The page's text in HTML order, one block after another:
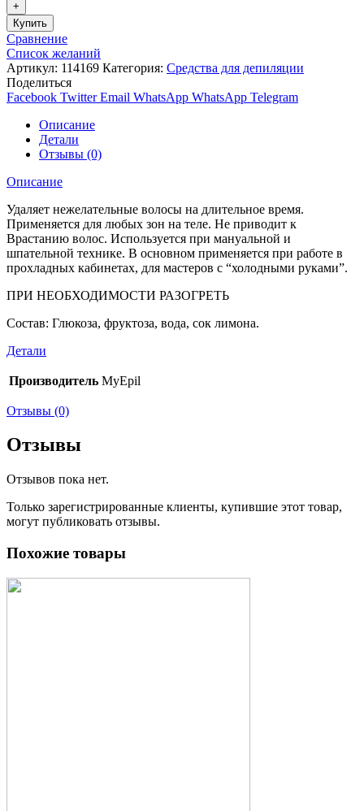
Купить
Сравнение
Список желаний
Артикул: 114169 Категория: Средства для депиляции
Поделиться
Facebook Twitter Email WhatsApp WhatsApp Telegram
Описание
Детали
Отзывы (0)
Описание
Удаляет нежелательные волосы на длительное время.
Применяется для любых зон на теле. Не приводит к
Врастанию волос. Используется при мануальной и
шпательной технике. В основном применяется при работе в
прохладных кабинетах, для мастеров с “холодными руками”.
ПРИ НЕОБХОДИМОСТИ РАЗОГРЕТЬ
Состав: Глюкоза, фруктоза, вода, сок лимона.
Детали
Производитель MyEpil
Отзывы (0)
Отзывы
Отзывов пока нет.
Только зарегистрированные клиенты, купившие этот товар,
могут публиковать отзывы.
Похожие товары